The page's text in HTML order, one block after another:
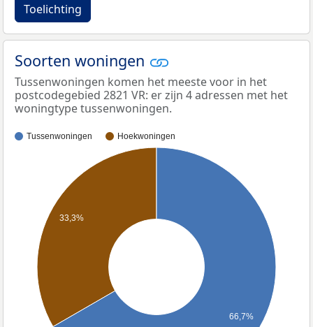
Toelichting
Soorten woningen
Tussenwoningen komen het meeste voor in het
postcodegebied 2821 VR: er zijn 4 adressen met het
woningtype tussenwoningen.
Tussenwoningen Hoekwoningen
33,3%
66,7%